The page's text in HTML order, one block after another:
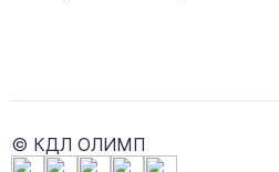
© КДЛ ОЛИМП